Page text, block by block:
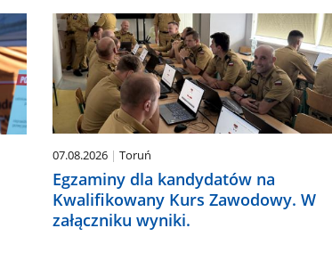
07.08.2026 Toruń
Egzaminy dla kandydatów na
Kwalifikowany Kurs Zawodowy. W
załączniku wyniki.